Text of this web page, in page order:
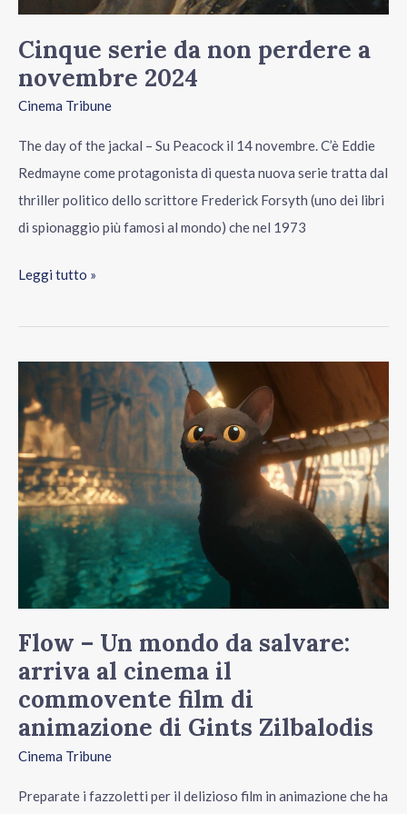
Cinque serie da non perdere a
novembre 2024
Cinema Tribune
The day of the jackal – Su Peacock il 14 novembre. C’è Eddie
Redmayne come protagonista di questa nuova serie tratta dal
thriller politico dello scrittore Frederick Forsyth (uno dei libri
di spionaggio più famosi al mondo) che nel 1973
Leggi tutto »
Flow – Un mondo da salvare:
arriva al cinema il
commovente film di
animazione di Gints Zilbalodis
Cinema Tribune
Preparate i fazzoletti per il delizioso film in animazione che ha
–
Un
mondo
da
salvare:
arriva
cinema
commovente
film
di
animazione
di